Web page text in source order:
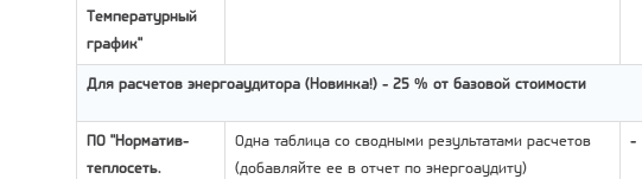
Температурный
график"
Для расчетов энергоаудитора (Новинка!) - 25 % от базовой стоимости
ПО "Норматив-
теплосеть.
Одна таблица со сводными результатами расчетов
(добавляйте ее в отчет по энергоаудиту)
-